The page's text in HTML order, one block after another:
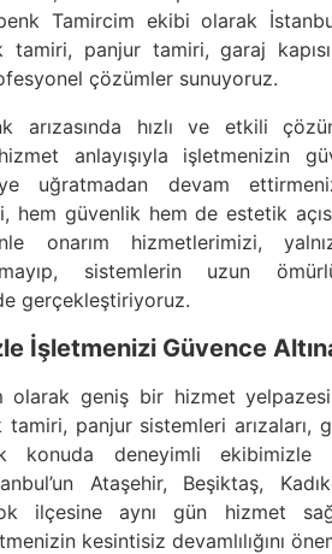
Tamircim ekibi olarak
tamiri, panjur tamiri, garaj
çözümler sunuyoruz.
arızasında hızlı ve etkili
anlayışıyla işletmenizin
uğratmadan devam
hem güvenlik hem de estetik
onarım hizmetlerimizi,
sistemlerin uzun
gerçekleştiriyoruz.
İşletmenizi Güvence
olarak geniş bir hizmet
panjur sistemleri arızaları,
konuda deneyimli ekibimizle
Ataşehir, Beşiktaş,
ilçesine aynı gün hizmet
kesintisiz devamlılığını